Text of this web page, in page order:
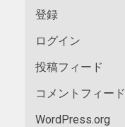
登録
ログイン
投稿フィード
コメントフィード
WordPress.org